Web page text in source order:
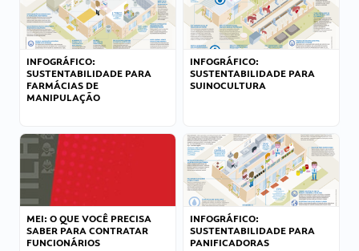
INFOGRÁFICO:
SUSTENTABILIDADE PARA
FARMÁCIAS DE
MANIPULAÇÃO
INFOGRÁFICO:
SUSTENTABILIDADE PARA
SUINOCULTURA
MEI: O QUE VOCÊ PRECISA
SABER PARA CONTRATAR
FUNCIONÁRIOS
INFOGRÁFICO:
SUSTENTABILIDADE PARA
PANIFICADORAS